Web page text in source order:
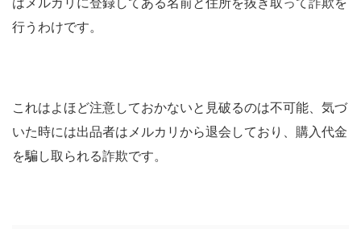
行うわけです。
これはよほど注意しておかないと見破るのは不可能、気づ
いた時には出品者はメルカリから退会しており、購入代金
を騙し取られる詐欺です。